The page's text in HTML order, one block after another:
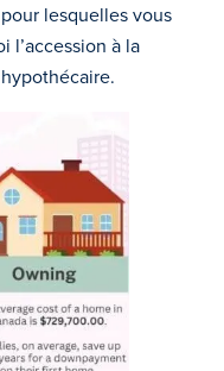
lesquelles vous
l’accession à la